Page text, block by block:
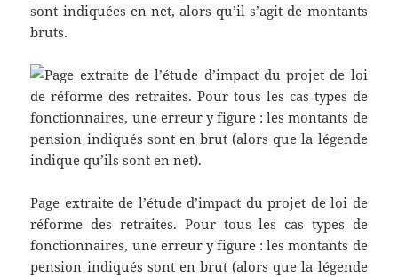
sont indiquées en net, alors qu’il s’agit de montants
bruts.
Page extraite de l’étude d’impact du projet de loi de
réforme des retraites. Pour tous les cas types de
fonctionnaires, une erreur y figure : les montants de
pension indiqués sont en brut (alors que la légende